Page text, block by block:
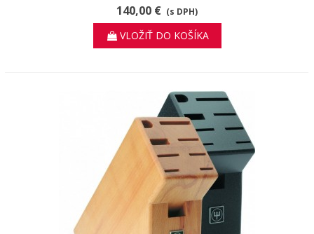
140,00 € (s DPH)
VLOŽIŤ DO KOŠÍKA